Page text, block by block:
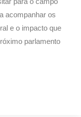
para o campo
acompanhar os
e o impacto que
parlamento